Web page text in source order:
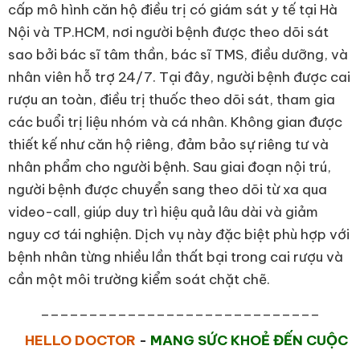
cấp mô hình căn hộ điều trị có giám sát y tế tại Hà
Nội và TP.HCM, nơi người bệnh được theo dõi sát
sao bởi bác sĩ tâm thần, bác sĩ TMS, điều dưỡng, và
nhân viên hỗ trợ 24/7. Tại đây, người bệnh được cai
rượu an toàn, điều trị thuốc theo dõi sát, tham gia
các buổi trị liệu nhóm và cá nhân. Không gian được
thiết kế như căn hộ riêng, đảm bảo sự riêng tư và
nhân phẩm cho người bệnh. Sau giai đoạn nội trú,
người bệnh được chuyển sang theo dõi từ xa qua
video-call, giúp duy trì hiệu quả lâu dài và giảm
nguy cơ tái nghiện. Dịch vụ này đặc biệt phù hợp với
bệnh nhân từng nhiều lần thất bại trong cai rượu và
cần một môi trường kiểm soát chặt chẽ.
HELLO DOCTOR - MANG SỨC KHOẺ ĐẾN CUỘC